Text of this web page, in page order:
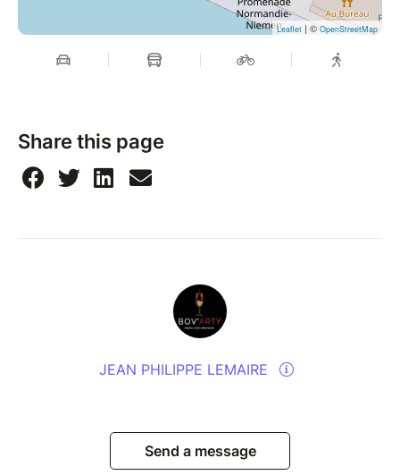
Leaflet | © OpenStreetMap
Share this page
JEAN PHILIPPE LEMAIRE
Send a message